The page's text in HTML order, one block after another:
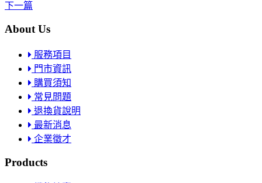
下一篇
About Us
服務項目
門市資訊
購買須知
常見問題
退換貨說明
最新消息
企業徵才
Products